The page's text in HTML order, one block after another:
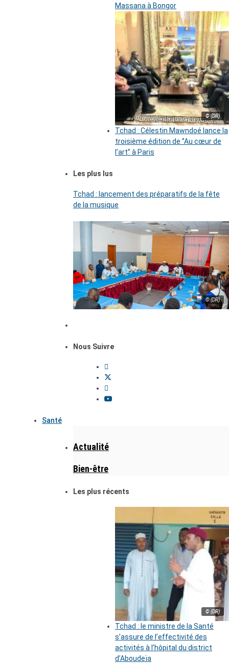
Massana à Bongor
© (DR)
Tchad : Célestin Mawndoé lance la
troisième édition de ‘’Au cœur de
l’art’’ à Paris
Les plus lus
Tchad : lancement des préparatifs de la fête
de la musique
© (DR)
Nous Suivre
Santé
Actualité
Bien-être
Les plus récents
© (DR)
Tchad : le ministre de la Santé
s’assure de l’effectivité des
activités à l’hôpital du district
d’Aboudeïa